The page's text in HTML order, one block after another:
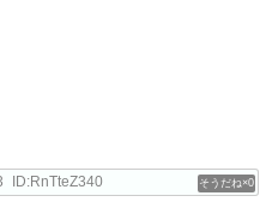
0
ID:RnTteZ340